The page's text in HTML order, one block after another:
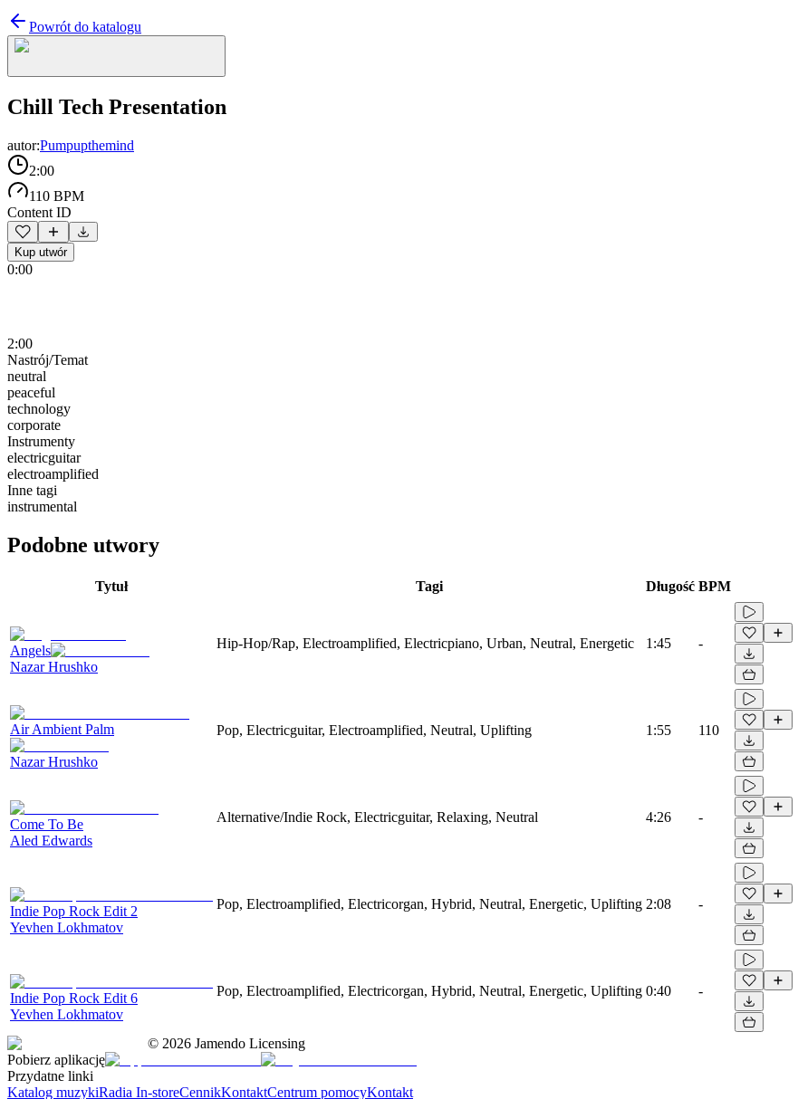
Powrót do katalogu
Chill Tech Presentation
autor:Pumpupthemind
2:00
110 BPM
Content ID
Kup utwór
0:00
2:00
Nastrój/Temat
neutral
peaceful
technology
corporate
Instrumenty
electricguitar
electroamplified
Inne tagi
instrumental
Podobne utwory
Tytuł Tagi Długość BPM
Angels
Nazar Hrushko
Hip-Hop/Rap, Electroamplified, Electricpiano, Urban, Neutral, Energetic 1:45 -
Air Ambient Palm
Nazar Hrushko
Pop, Electricguitar, Electroamplified, Neutral, Uplifting 1:55 110
Come To Be
Aled Edwards
Alternative/Indie Rock, Electricguitar, Relaxing, Neutral 4:26 -
Indie Pop Rock Edit 2
Yevhen Lokhmatov
Pop, Electroamplified, Electricorgan, Hybrid, Neutral, Energetic, Uplifting 2:08 -
Indie Pop Rock Edit 6
Yevhen Lokhmatov
Pop, Electroamplified, Electricorgan, Hybrid, Neutral, Energetic, Uplifting 0:40 -
© 2026 Jamendo Licensing
Pobierz aplikację
Przydatne linki
Katalog muzykiRadia In-storeCennikKontaktCentrum pomocyKontakt